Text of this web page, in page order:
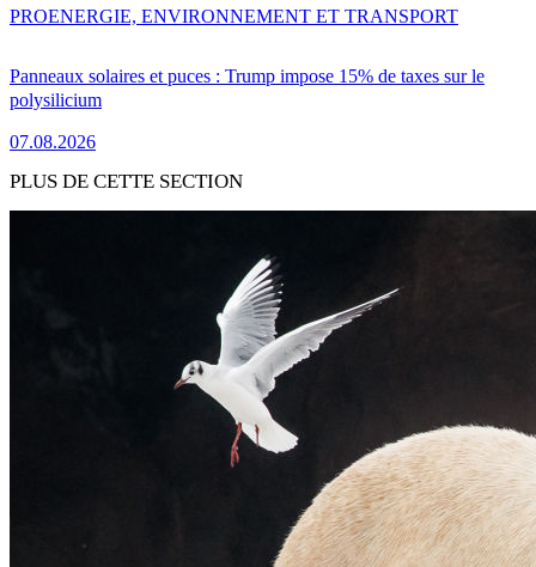
Panneaux solaires et puces : Trump impose 15% de taxes sur le
polysilicium
07.08.2026
PROENERGIE, ENVIRONNEMENT ET TRANSPORT
PLUS DE CETTE SECTION